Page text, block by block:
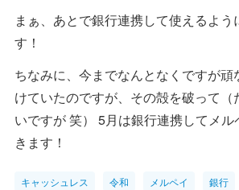
まぁ、あとで銀行連携して使えるよう
す！
ちなみに、今までなんとなくですが頑
けていたのですが、その殻を破って（
いですが 笑） 5月は銀行連携してメ
きます！
キャッシュレス 令和 メルペイ 銀行